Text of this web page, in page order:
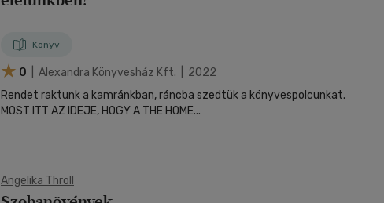
Könyv
0
| Alexandra Könyvesház Kft. | 2022
Rendet raktunk a kamránkban, ráncba szedtük a könyvespolcunkat.
MOST ITT AZ IDEJE, HOGY A THE HOME...
Angelika Throll